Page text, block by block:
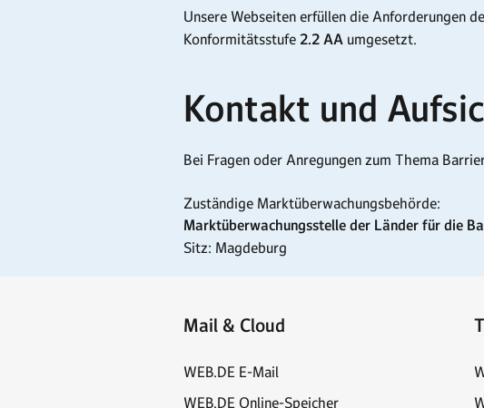
Unsere Webseiten erfüllen die Anforderungen
Konformitätsstufe 2.2 AA umgesetzt.
Kontakt und
Bei Fragen oder Anregungen zum Thema
Zuständige Marktüberwachungsbehörde:
Marktüberwachungsstelle der Länder für die
Sitz: Magdeburg
Mail & Cloud
WEB.DE E-Mail
WEB.DE Online-Speicher